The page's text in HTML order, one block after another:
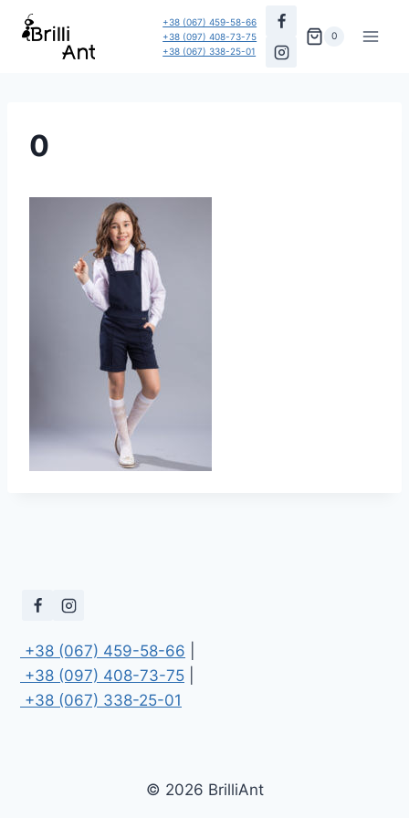
Перейти
+38 (067) 459-58-66
+38 (097) 408-73-75
+38 (067) 338-25-01
0
0
+38 (067) 459-58-66
+38 (097) 408-73-75
+38 (067) 338-25-01
© 2026 BrilliAnt